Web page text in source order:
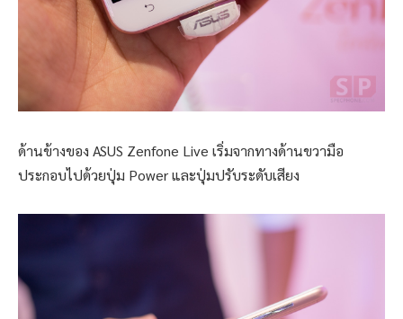
ด้านข้างของ ASUS Zenfone Live เริ่มจากทางด้านขวามือ
ประกอบไปด้วยปุ่ม Power และปุ่มปรับระดับเสียง